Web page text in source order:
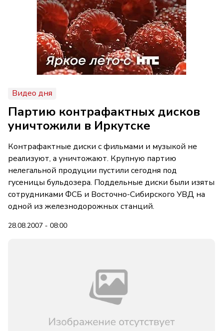
Видео дня
Партию контрафактных дисков
уничтожили в Иркутске
Контрафактные диски с фильмами и музыкой не
реализуют, а уничтожают. Крупную партию
нелегальной продуции пустили сегодня под
гусеницы бульдозера. Поддельные диски были изяты
сотрудниками ФСБ и Восточно-Сибирского УВД на
одной из железнодорожных станций.
28.08.2007 - 08:00